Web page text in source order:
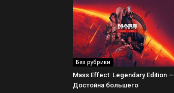
Без рубрики
Mass Effect: Legendary Edition —
Достойна большего